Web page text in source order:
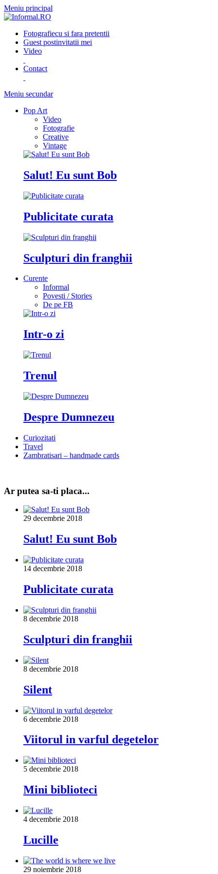
Meniu principal
Fotografiecu si fara pretentii
Guest postinvitatii mei
Video
Contact
Meniu secundar
Pop Art
Video
Fotografie
Creative
Vintage
Salut! Eu sunt Bob
Publicitate curata
Sculpturi din franghii
Curente
Informal
Povesti / Stories
De pe FB
Intr-o zi
Trenul
Despre Dumnezeu
Curiozitati
Travel
Zambratisari – handmade cards
Ar putea sa-ti placa...
29 decembrie 2018
Salut! Eu sunt Bob
14 decembrie 2018
Publicitate curata
8 decembrie 2018
Sculpturi din franghii
8 decembrie 2018
Silent
6 decembrie 2018
Viitorul in varful degetelor
5 decembrie 2018
Mini biblioteci
4 decembrie 2018
Lucille
29 noiembrie 2018